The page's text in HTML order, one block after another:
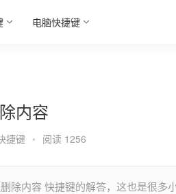
电脑快捷键
内容
捷键 • 阅读 1256
除内容 快捷键的解答，这也是很多